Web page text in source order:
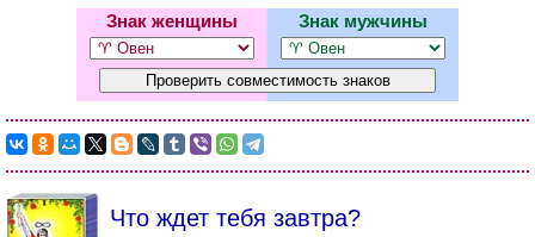
Знак женщины Знак мужчины
Что ждет тебя завтра?